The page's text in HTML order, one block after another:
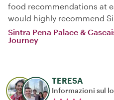
food recommendations at
would highly recommend
Sintra Pena Palace &
Journey
TERESA
Informazioni sul